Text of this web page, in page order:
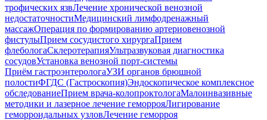
трофических язвЛечение хронической венозной
недостаточностиМедицинский лимфодренажный
массажОперация по формированию артериовенозной
фистулыПрием сосудистого хирургаПрием
флебологаСклеротерапияУльтразвуковая диагностика
сосудовУстановка венозной порт-системы
Приём гастроэнтерологаУЗИ органов брюшной
полостиФГДС (Гастроскопия)Эндоскопическое комплексное
обследованиеПрием врача-колопроктологаМалоинвазивные
методики и лазерное лечение геморрояЛигирование
геморроидальных узловЛечение геморроя